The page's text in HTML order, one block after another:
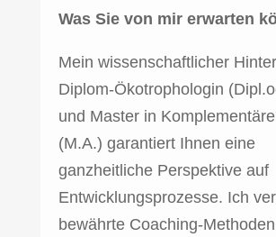
Was Sie von mir erwarten
Mein wissenschaftlicher
Diplom-Ökotrophologin
und Master in
(M.A.) garantiert Ihnen eine
ganzheitliche Perspektive auf
Entwicklungsprozesse. Ich
bewährte Coaching-